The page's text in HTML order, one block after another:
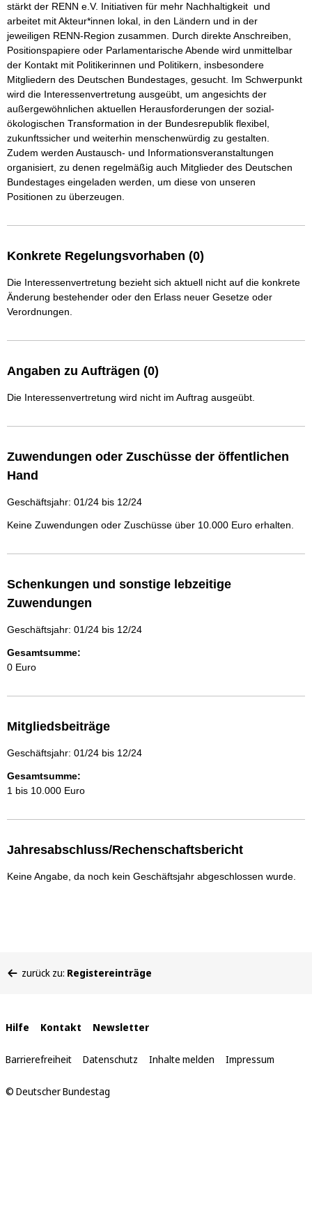
stärkt der RENN e.V. Initiativen für mehr Nachhaltigkeit  und
arbeitet mit Akteur*innen lokal, in den Ländern und in der
jeweiligen RENN-Region zusammen. Durch direkte Anschreiben,
Positionspapiere oder Parlamentarische Abende wird unmittelbar
der Kontakt mit Politikerinnen und Politikern, insbesondere
Mitgliedern des Deutschen Bundestages, gesucht. Im Schwerpunkt
wird die Interessenvertretung ausgeübt, um angesichts der
außergewöhnlichen aktuellen Herausforderungen der sozial-
ökologischen Transformation in der Bundesrepublik flexibel,
zukunftssicher und weiterhin menschenwürdig zu gestalten.
Zudem werden Austausch- und Informationsveranstaltungen
organisiert, zu denen regelmäßig auch Mitglieder des Deutschen
Bundestages eingeladen werden, um diese von unseren
Positionen zu überzeugen.
Konkrete Regelungsvorhaben (0)
Die Interessenvertretung bezieht sich aktuell nicht auf die konkrete
Änderung bestehender oder den Erlass neuer Gesetze oder
Verordnungen.
Angaben zu Aufträgen (0)
Die Interessenvertretung wird nicht im Auftrag ausgeübt.
Zuwendungen oder Zuschüsse der öffentlichen
Hand
Geschäftsjahr: 01/24 bis 12/24
Keine Zuwendungen oder Zuschüsse über 10.000 Euro erhalten.
Schenkungen und sonstige lebzeitige
Zuwendungen
Geschäftsjahr: 01/24 bis 12/24
Gesamtsumme:
0 Euro
Mitgliedsbeiträge
Geschäftsjahr: 01/24 bis 12/24
Gesamtsumme:
1 bis 10.000 Euro
Jahresabschluss/Rechenschaftsbericht
Keine Angabe, da noch kein Geschäftsjahr abgeschlossen wurde.
befinden
zurück zu: Registereinträge
Interne
Links
Hilfe Kontakt Newsletter
Barrierefreiheit Datenschutz Inhalte melden Impressum
© Deutscher Bundestag